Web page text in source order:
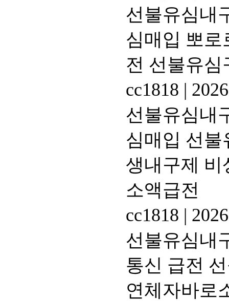
선불유심내
심매입 뽀
전 선불유
cc1818 |
선불유심내
심매입 선
생내구제 비
소액급전
cc1818 |
선불유심내
통신 급전
연체자바로